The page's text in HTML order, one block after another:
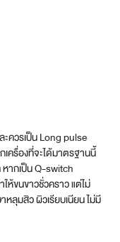
แม้จะใช้เครื่องที่ดี
เล็กๆ ประมาณ 1 mm
ป และควรเป็นตอสีดำ
พราะถึงจะใช้เครื่องที่ดี
ก็ไม่ได้ผลอยู่ดี ดังนั้น